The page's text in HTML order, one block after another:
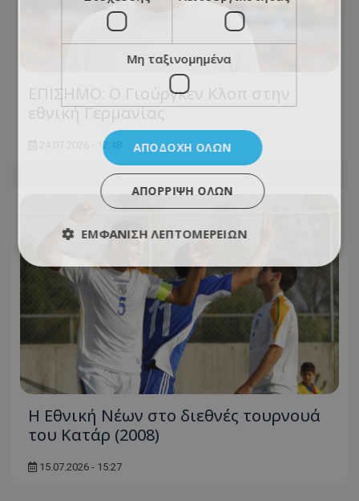
ΕΠΙΣΗΜΟ: Ο Γιούργκεν Κλοπ στην
εθνική Γερμανίας
24.07.2026 - 12:48
Η Εθνική Νέων στο διεθνές τουρνουά
του Κατάρ (2008)
15.07.2026 - 15:27
Μη ταξινομημένα
ΑΠΟΔΟΧΉ ΌΛΩΝ
ΑΠΌΡΡΙΨΗ ΌΛΩΝ
ΕΜΦΆΝΙΣΗ ΛΕΠΤΟΜΕΡΕΙΏΝ